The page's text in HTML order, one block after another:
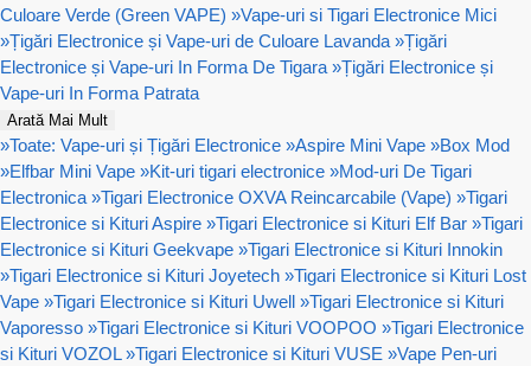
Culoare Verde (Green VAPE) »Vape-uri si Tigari Electronice Mici
»Țigări Electronice și Vape-uri de Culoare Lavanda »Țigări
Electronice și Vape-uri In Forma De Tigara »Țigări Electronice și
Vape-uri In Forma Patrata
Arată Mai Mult
»Toate: Vape-uri și Țigări Electronice »Aspire Mini Vape »Box Mod
»Elfbar Mini Vape »Kit-uri tigari electronice »Mod-uri De Tigari
Electronica »Tigari Electronice OXVA Reincarcabile (Vape) »Tigari
Electronice si Kituri Aspire »Tigari Electronice si Kituri Elf Bar »Tigari
Electronice si Kituri Geekvape »Tigari Electronice si Kituri Innokin
»Tigari Electronice si Kituri Joyetech »Tigari Electronice si Kituri Lost
Vape »Tigari Electronice si Kituri Uwell »Tigari Electronice si Kituri
Vaporesso »Tigari Electronice si Kituri VOOPOO »Tigari Electronice
si Kituri VOZOL »Tigari Electronice si Kituri VUSE »Vape Pen-uri